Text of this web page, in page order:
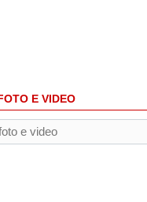
E VIDEO